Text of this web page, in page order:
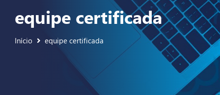
equipe certificada
Início equipe certificada